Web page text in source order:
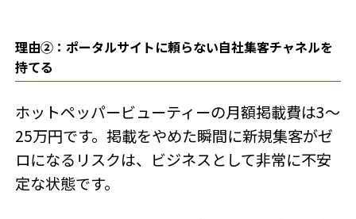
理由②：ポータルサイトに頼らない自社集客チャネルを
持てる
ホットペッパービューティーの月額掲載費は3〜
25万円です。掲載をやめた瞬間に新規集客がゼ
ロになるリスクは、ビジネスとして非常に不安
定な状態です。